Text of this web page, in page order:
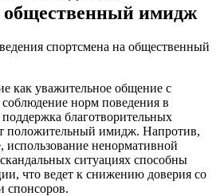
общественный имидж
как уважительное общение с
норм поведения в
благотворительных
положительный имидж. Напротив,
использование ненормативной
ситуациях способны
что ведет к снижению доверия со
спонсоров.